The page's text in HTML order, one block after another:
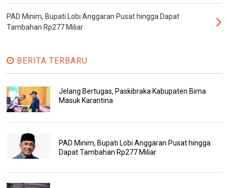
PAD Minim, Bupati Lobi Anggaran Pusat hingga Dapat
Tambahan Rp277 Miliar
BERITA TERBARU
Jelang Bertugas, Paskibraka Kabupaten Bima
Masuk Karantina
PAD Minim, Bupati Lobi Anggaran Pusat hingga
Dapat Tambahan Rp277 Miliar